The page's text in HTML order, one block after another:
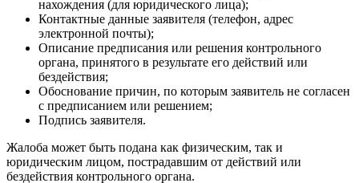
нахождения (для юридического лица);
Контактные данные заявителя (телефон, адрес
электронной почты);
Описание предписания или решения контрольного
органа, принятого в результате его действий или
бездействия;
Обоснование причин, по которым заявитель не согласен
с предписанием или решением;
Подпись заявителя.
Жалоба может быть подана как физическим, так и
юридическим лицом, пострадавшим от действий или
бездействия контрольного органа.